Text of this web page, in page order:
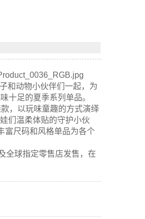
和动物小伙伴们一起，为
十足的夏季系列单品。
，以玩味童趣的方式演绎
们温柔体贴的守护小伙
富尺码和风格单品为各个
全球指定零售店发售，在